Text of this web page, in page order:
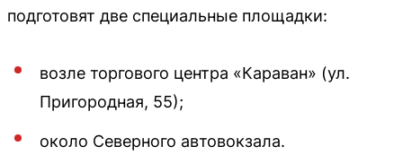
подготовят две специальные площадки:
возле торгового центра «Караван» (ул.
Пригородная, 55);
около Северного автовокзала.